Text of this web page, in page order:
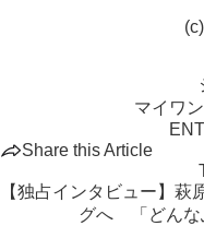
マイワ
Share this Article
【独占インタビュー】
グへ 「どんな